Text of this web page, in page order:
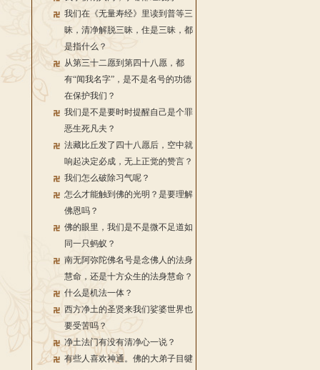
我们在《无量寿经》里读到普等三
昧，清净解脱三昧，住是三昧，都
是指什么？
从第三十二愿到第四十八愿，都
有“闻我名字”，是不是名号的功德
在保护我们？
我们是不是要时时提醒自己是个罪
恶生死凡夫？
法藏比丘发了四十八愿后，空中就
响起决定必成，无上正觉的赞言？
我们怎么破除习气呢？
怎么才能触到佛的光明？是要理解
佛恩吗？
佛的眼里，我们是不是微不足道如
同一只蚂蚁？
南无阿弥陀佛名号是念佛人的法身
慧命，还是十方众生的法身慧命？
什么是机法一体？
西方净土的圣贤来我们娑婆世界也
要受苦吗？
净土法门有没有清净心一说？
有些人喜欢神通。佛的大弟子目犍